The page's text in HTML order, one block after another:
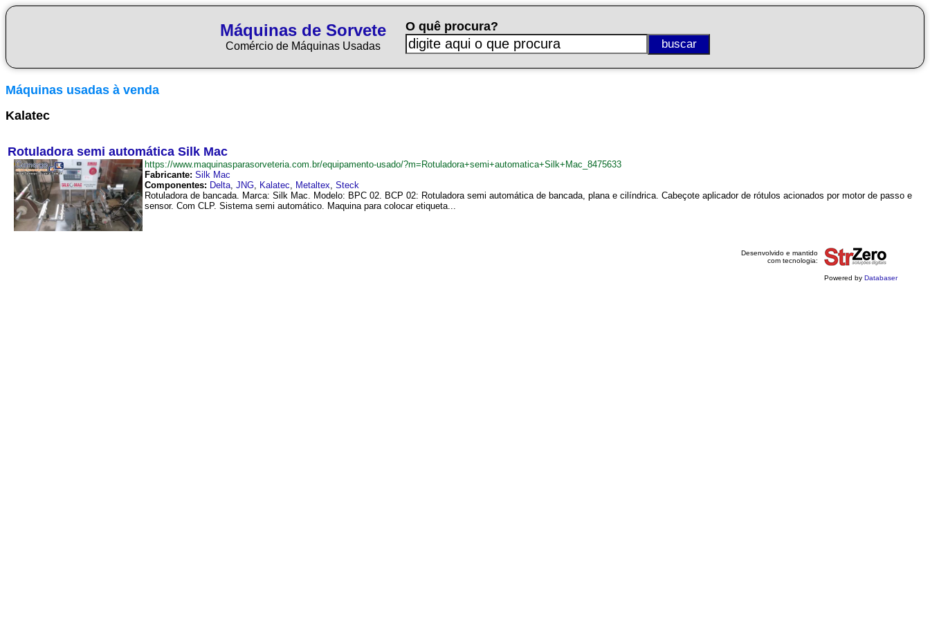
Máquinas de Sorvete
Comércio de Máquinas Usadas
O quê procura?
Máquinas usadas à venda
Kalatec
Rotuladora semi automática Silk Mac
https://www.maquinasparasorveteria.com.br/equipamento-usado/?m=Rotuladora+semi+automatica+Silk+Mac_8475633
Fabricante: Silk Mac
Componentes: Delta, JNG, Kalatec, Metaltex, Steck
Rotuladora de bancada. Marca: Silk Mac. Modelo: BPC 02. BCP 02: Rotuladora semi automática de bancada, plana e cilíndrica. Cabeçote aplicador de rótulos acionados por motor de passo e
sensor. Com CLP. Sistema semi automático. Maquina para colocar etiqueta...
Desenvolvido e mantido
com tecnologia:
Powered by Databaser